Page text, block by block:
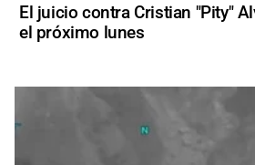
El juicio contra Cristian "Pity"
el próximo lunes